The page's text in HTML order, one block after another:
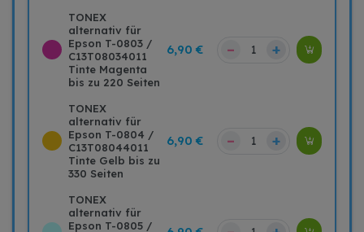
TONEX
alternativ für
Epson T-0803 /
C13T08034011
Tinte Magenta
bis zu 220 Seiten
6,90 € – +
TONEX
alternativ für
Epson T-0804 /
C13T08044011
Tinte Gelb bis zu
330 Seiten
6,90 € – +
TONEX
alternativ für
Epson T-0805 /